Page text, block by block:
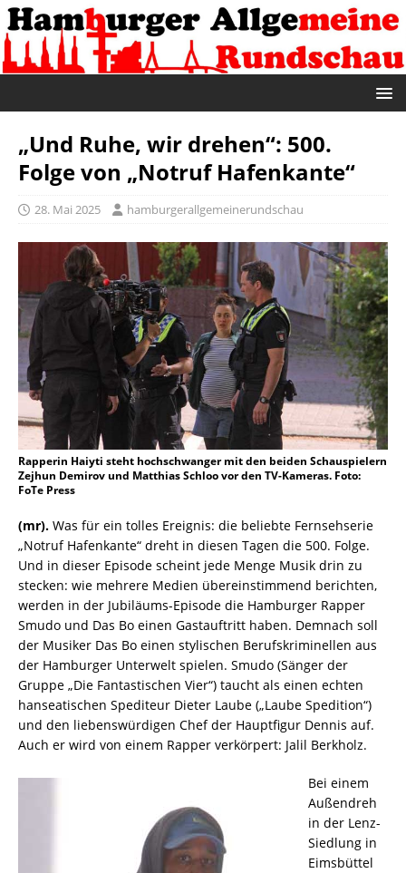
„Und Ruhe, wir drehen“: 500.
Folge von „Notruf Hafenkante“
28. Mai 2025 hamburgerallgemeinerundschau
Rapperin Haiyti steht hochschwanger mit den beiden Schauspielern
Zejhun Demirov und Matthias Schloo vor den TV-Kameras. Foto:
FoTe Press
(mr). Was für ein tolles Ereignis: die beliebte Fernsehserie
„Notruf Hafenkante“ dreht in diesen Tagen die 500. Folge.
Und in dieser Episode scheint jede Menge Musik drin zu
stecken: wie mehrere Medien übereinstimmend berichten,
werden in der Jubiläums-Episode die Hamburger Rapper
Smudo und Das Bo einen Gastauftritt haben. Demnach soll
der Musiker Das Bo einen stylischen Berufskriminellen aus
der Hamburger Unterwelt spielen. Smudo (Sänger der
Gruppe „Die Fantastischen Vier“) taucht als einen echten
hanseatischen Spediteur Dieter Laube („Laube Spedition“)
und den liebenswürdigen Chef der Hauptfigur Dennis auf.
Auch er wird von einem Rapper verkörpert: Jalil Berkholz.
Bei einem
Außendreh
in der Lenz-
Siedlung in
Eimsbüttel